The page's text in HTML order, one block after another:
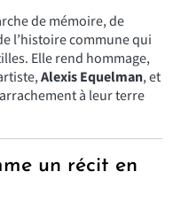
de mémoire, de
l’histoire commune qui
Elle rend hommage,
Alexis Equelman, et
à leur terre
un récit en